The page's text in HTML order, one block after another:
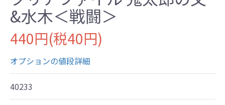
&水木＜戦闘＞
440円(税40円)
オプションの値段詳細
40233